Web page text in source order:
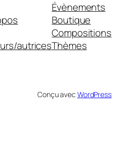
autrices
Évènements
Boutique
Compositions
Thèmes
Conçu avec WordPress